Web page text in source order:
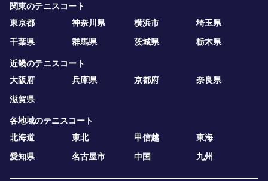
関東のテニスコート
東京都
神奈川県 横浜市
埼玉県
千葉県
群馬県 茨城県 栃木県
近畿のテニスコート
大阪府
兵庫県 京都府
奈良県
滋賀県
各地域のテニスコート
北海道
東北 甲信越
東海
愛知県
名古屋市 中国 九州